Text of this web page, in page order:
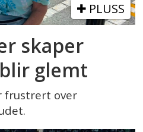
PLUSS
skaper
glemt
frustrert over